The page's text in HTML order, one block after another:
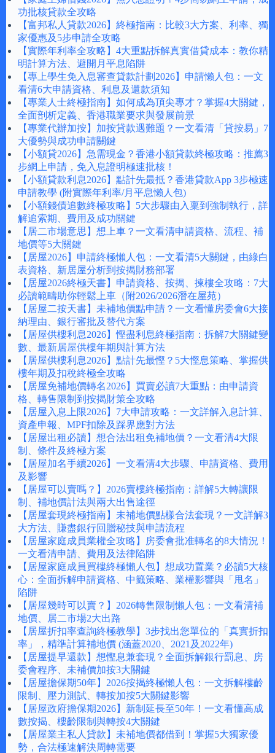
功批核貸款全攻略
【富邦私人貸款2026】終極指南：比較3大方案、利率、獨
家優惠及5步申請全攻略
【實際年利率全攻略】4大重點拆解真實借貸成本：教你精
明計算方法、避開月平息陷阱
【專上學生免入息審查貸款計劃2026】申請懶人包：一文
看清6大申請資格、利息及還款須知
【專業人士終極指南】如何成為頂尖專才？掌握4大關鍵，
全面剖析定義、香港職業要求與發展前景
【專業代辦加按】加按貸款遇難題？一文看清「貸按易」7
大優勢與成功申請關鍵
【小額貸2026】急需現金？香港小額貸款終極攻略：推薦3
步網上申請，免入息證明極速批核！
【小額貸款利息2026】點計先最抵？香港貸款App 3步極速
申請教學 (附實際年利率/月平息懶人包)
【小額錢債追數終極攻略】5大步驟由入稟到強制執行，詳
解追索期、費用及成功關鍵
【居二市場意思】想上車？一文看清申請資格、流程、補
地價等5大關鍵
【居屋2026】申請終極懶人包：一文看清5大關鍵，由綠白
表資格、新居屋分析到按揭財務部署
【居屋2026終極天書】申請資格、按揭、揀樓全攻略：7大
必讀範疇助你輕鬆上車（附2026/2026潛在屋苑）
【居屋二按天書】未補地價點申請？一文看懂房委會6大接
納理由、銀行審批及替代方案
【居屋供樓利息2026】慳盡利息終極指南：拆解7大關鍵變
數、最新居屋供樓年期與計算方法
【居屋供樓利息2026】點計先最慳？5大慳息策略、掌握供
樓年期及扣稅終極全攻略
【居屋免補地價轉名2026】買賣必讀7大重點：由申請資
格、轉售限制到按揭財策全攻略
【居屋入息上限2026】7大申請攻略：一文詳解入息計算、
資產申報、MPF扣除及踩界應對方法
【居屋出租必讀】想合法出租免補地價？一文看清4大限
制、條件及終極方案
【居屋加名手續2026】一文看清4大步驟、申請資格、費用
及影響
【居屋可以賣嗎？】2026賣樓終極指南：詳解5大轉讓限
制、補地價計法與兩大出售途徑
【居屋套現終極指南】未補地價點樣合法套現？一文詳解3
大方法、賺盡銀行回贈秘技與申請流程
【居屋家庭成員業權全攻略】房委會批准轉名的8大情況！
一文看清申請、費用及法律陷阱
【居屋家庭成員買樓終極懶人包】想成功置業？必讀5大核
心：全面拆解申請資格、中籤策略、業權影響與「甩名」
陷阱
【居屋幾時可以賣？】2026轉售限制懶人包：一文看清補
地價、居二市場2大出路
【居屋折扣率查詢終極教學】3步找出您單位的「真實折扣
率」，精準計算補地價 (涵蓋2020、2021及2022年)
【居屋提早還款】想慳息兼套現？全面拆解銀行罰息、房
委會程序、未補價加按3大關鍵
【居屋擔保期50年】2026按揭終極懶人包：一文拆解樓齡
限制、壓力測試、轉按加按5大關鍵影響
【居屋政府擔保期2026】新制延長至50年！一文看懂高成
數按揭、樓齡限制與轉按4大關鍵
【居屋業主私人貸款】未補地價都借到！掌握5大獨家優
勢，合法極速解決周轉需要